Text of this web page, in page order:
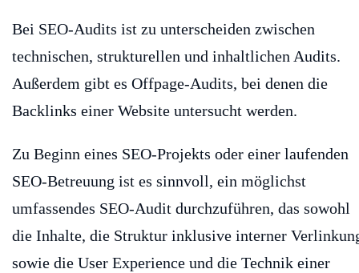
Bei SEO-Audits ist zu unterscheiden zwischen
technischen, strukturellen und inhaltlichen Audits.
Außerdem gibt es Offpage-Audits, bei denen die
Backlinks einer Website untersucht werden.
Zu Beginn eines SEO-Projekts oder einer laufenden
SEO-Betreuung ist es sinnvoll, ein möglichst
umfassendes SEO-Audit durchzuführen, das sowohl
die Inhalte, die Struktur inklusive interner
sowie die User Experience und die Technik einer